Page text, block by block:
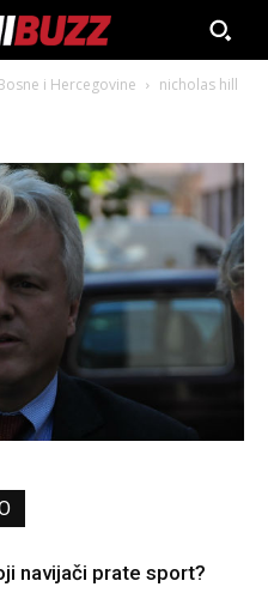
i Hercegovine nicholas hill
navijači prate sport?